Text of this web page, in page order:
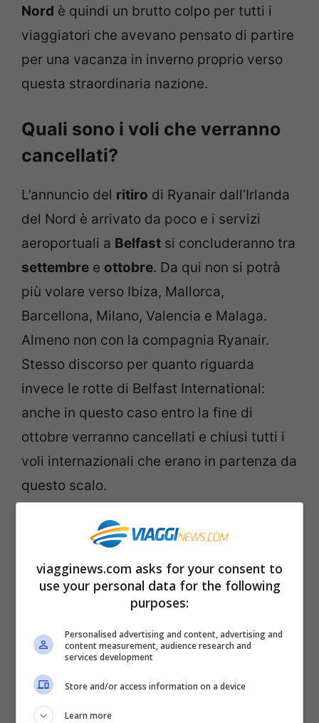
Nord è quindi un brutto colpo per tutti i
viaggiatori che avevano pensato di partire
per una vacanza in inverno proprio verso
questa straordinaria nazione.
Quali sono i voli che verranno
cancellati?
L’annuncio del ritiro di Ryanair dall’Irlanda
del Nord è arrivato da poco e i servizi
aeroportuali a Belfast si concluderanno tra
settembre e ottobre. Da qui non si potrà
più volare verso Ibiza, Mallorca,
Barcellona, Milano, Valencia e Malaga.
Almeno non con la compagnia Ryanair.
Stesso discorso per quanto riguarda
invece le rotte di Belfast International:
anche in questo caso entro la fine di
ottobre verranno cancellati e chiusi tutti i
voli internazionali che erano in partenza da
questo scalo.
Perchè Ryanair abbandona
decisione
che ha portato a chiudere la
sembra che sia legata ad un rifiuto da
di riduzione del dazio dei passeggeri e
soprattutto sulla mancata presenza di
viagginews.com asks for your consent to
use your personal data for the following
purposes:
Personalised advertising and content, advertising and
content measurement, audience research and
services development
Store and/or access information on a device
Learn more